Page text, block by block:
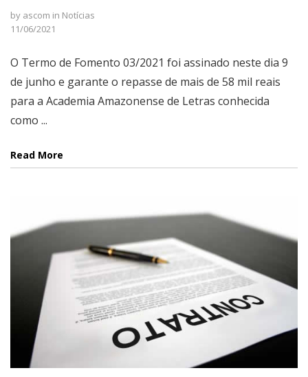
by ascom in Notícias
11/06/2021
O Termo de Fomento 03/2021 foi assinado neste dia 9
de junho e garante o repasse de mais de 58 mil reais
para a Academia Amazonense de Letras conhecida
como ...
Read More